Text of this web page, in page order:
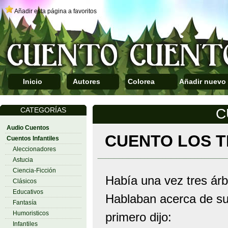
Añadir esta página a favoritos
Inicio Autores Colorea Añadir nuevo
CATEGORÍAS
Audio Cuentos
Cuentos Infantiles
Aleccionadores
Astucia
Ciencia-Ficción
Clásicos
Educativos
Fantasía
Humoristicos
Infantiles
CUENTO LOS
Había una vez tres
Hablaban acerca de
primero dijo: